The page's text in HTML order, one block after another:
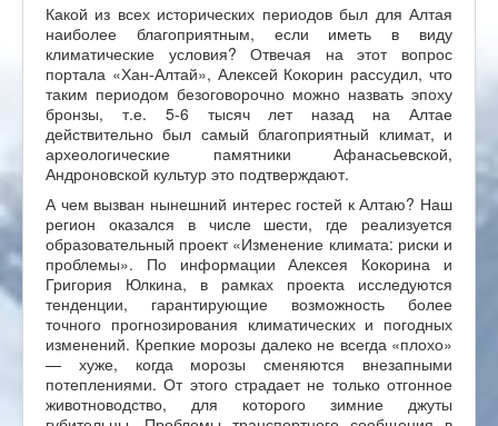
Какой из всех исторических периодов был для Алтая
наиболее благоприятным, если иметь в виду
климатические условия? Отвечая на этот вопрос
портала «Хан-Алтай», Алексей Кокорин рассудил, что
таким периодом безоговорочно можно назвать эпоху
бронзы, т.е. 5-6 тысяч лет назад на Алтае
действительно был самый благоприятный климат, и
археологические памятники Афанасьевской,
Андроновской культур это подтверждают.
А чем вызван нынешний интерес гостей к Алтаю? Наш
регион оказался в числе шести, где реализуется
образовательный проект «Изменение климата: риски и
проблемы». По информации Алексея Кокорина и
Григория Юлкина, в рамках проекта исследуются
тенденции, гарантирующие возможность более
точного прогнозирования климатических и погодных
изменений. Крепкие морозы далеко не всегда «плохо»
— хуже, когда морозы сменяются внезапными
потеплениями. От этого страдает не только отгонное
животноводство, для которого зимние джуты